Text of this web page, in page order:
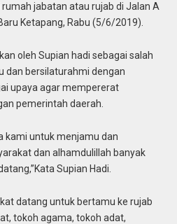
rumah jabatan atau rujab di Jalan A
Ketapang, Rabu (5/6/2019).
oleh Supian hadi sebagai salah
dan bersilaturahmi dengan
upaya agar mempererat
pemerintah daerah.
kami untuk menjamu dan
dan alhamdulillah banyak
Supian Hadi.
datang untuk bertamu ke rujab
tokoh agama, tokoh adat,